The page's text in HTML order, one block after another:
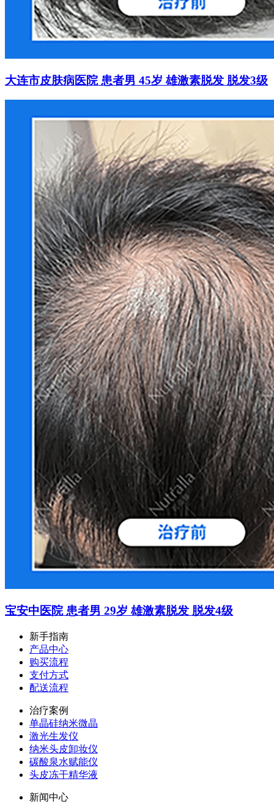
大连市皮肤病医院 患者男 45岁 雄激素脱发 脱发3级
宝安中医院 患者男 29岁 雄激素脱发 脱发4级
新手指南
产品中心
购买流程
支付方式
配送流程
治疗案例
单晶硅纳米微晶
激光生发仪
纳米头皮卸妆仪
碳酸泉水赋能仪
头皮冻干精华液
新闻中心